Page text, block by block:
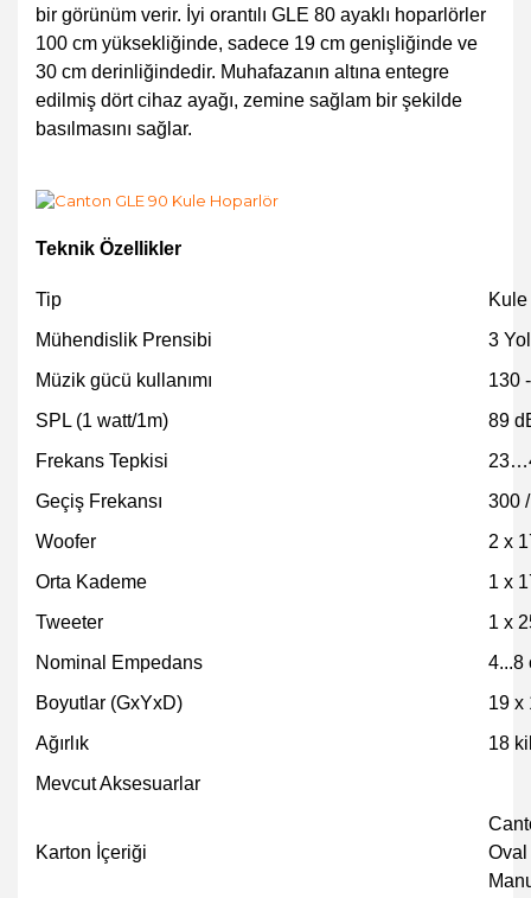
bir görünüm verir. İyi orantılı GLE 80 ayaklı hoparlörler
100 cm yüksekliğinde, sadece 19 cm genişliğinde ve
30 cm derinliğindedir. Muhafazanın altına entegre
edilmiş dört cihaz ayağı, zemine sağlam bir şekilde
basılmasını sağlar.
Teknik Özellikler
Tip
Mühendislik Prensibi
3
Müzik gücü kullanımı
130
SPL (1 watt/1m)
89
Frekans Tepkisi
Geçiş Frekansı
300
Woofer
2 x
Orta Kademe
1 x
Tweeter
1 x
Nominal Empedans
4...8
Boyutlar (GxYxD)
19 x
Ağırlık
18
Mevcut Aksesuarlar
Karton İçeriği
Oval